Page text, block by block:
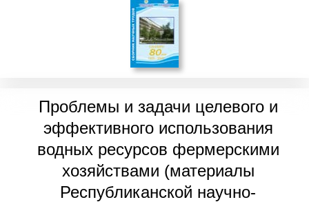
Проблемы и задачи целевого и
эффективного использования
водных ресурсов фермерскими
хозяйствами (материалы
Республиканской научно-